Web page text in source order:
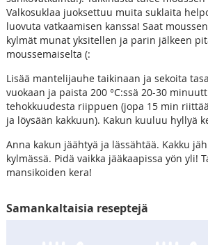
Valkosuklaa juoksettuu muita suklaita
luovuta vatkaamisen kanssa! Saat
kylmät munat yksitellen ja parin jälkeen
moussemaiselta (:
Lisää mantelijauhe taikinaan ja sekoita
vuokaan ja paista 200 °C:ssä 20-30
tehokkuudesta riippuen (jopa 15 min
ja löysään kakkuun). Kakun kuuluu hyllyä
Anna kakun jäähtyä ja lässähtää. Kakku
kylmässä. Pidä vaikka jääkaapissa yön yli!
mansikoiden kera!
Samankaltaisia reseptejä